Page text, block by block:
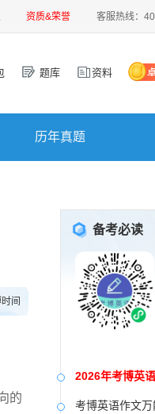
资质&荣誉 客服热线：
题库 资料
历年真题
间
的
备考必读
2026年考博英
考博英语作文